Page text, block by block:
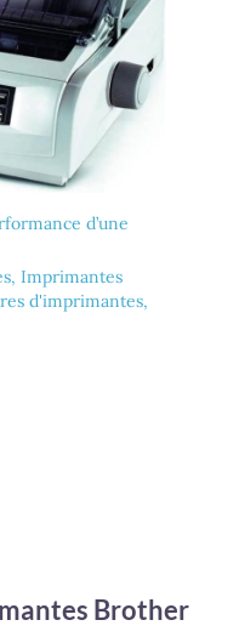
d’une
, Imprimantes
d'imprimantes,
Brother